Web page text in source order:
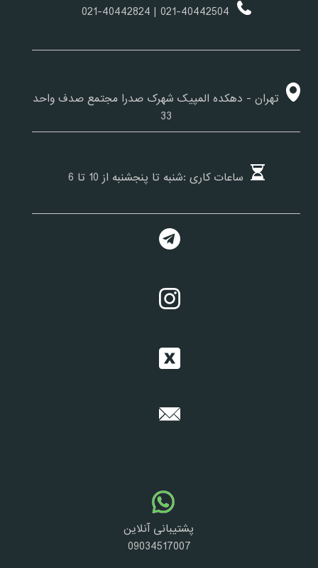
021-40442504
| 021-40442824
تهران - دهکده المپیک شهرک صدرا مجتمع صدف واحد
33
ساعات کاری :شنبه تا پنجشنبه از 10 تا 6
پشتیبانی آنلاین
09034517007